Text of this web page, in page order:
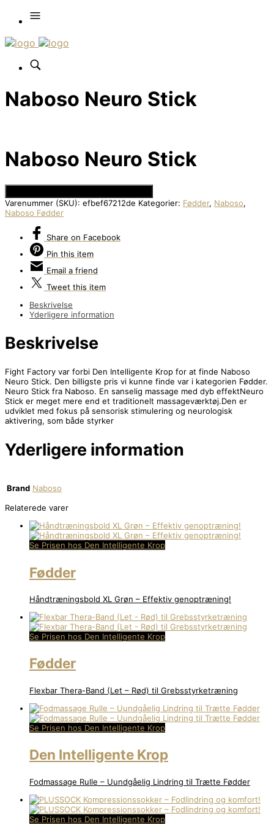
Naboso Neuro Stick
Naboso Neuro Stick
Varenummer (SKU): efbef67212de Kategorier: Fødder, Naboso,
Naboso Fødder
Share on Facebook
Pin this item
Email a friend
Tweet this item
Beskrivelse
Yderligere information
Beskrivelse
Fight Factory var forbi Den Intelligente Krop for at finde Naboso
Neuro Stick. Den billigste pris vi kunne finde var i kategorien Fødder.
Neuro Stick fra Naboso. En sanselig massage med dyb effektNeuro
Stick er meget mere end et traditionelt massageværktøj.Den er
udviklet med fokus på sensorisk stimulering og neurologisk
aktivering, som både styrker
Yderligere information
Brand Naboso
Relaterede varer
Se Prisen hos Den Intelligente Krop
Fødder
Håndtræningsbold XL Grøn – Effektiv genoptræning!
Se Prisen hos Den Intelligente Krop
Fødder
Flexbar Thera-Band (Let – Rød) til Grebsstyrketræning
Se Prisen hos Den Intelligente Krop
Den Intelligente Krop
Fodmassage Rulle – Uundgåelig Lindring til Trætte Fødder
Se Prisen hos Den Intelligente Krop